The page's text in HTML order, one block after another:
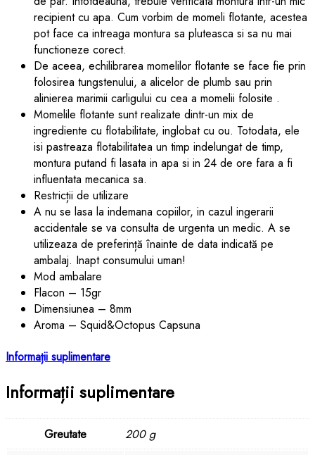
recipient cu apa. Cum vorbim de momeli flotante, acestea
pot face ca intreaga montura sa pluteasca si sa nu mai
functioneze corect.
De aceea, echilibrarea momelilor flotante se face fie prin
folosirea tungstenului, a alicelor de plumb sau prin
alinierea marimii carligului cu cea a momelii folosite .
Momelile flotante sunt realizate dintr-un mix de
ingrediente cu flotabilitate, inglobat cu ou. Totodata, ele
isi pastreaza flotabilitatea un timp indelungat de timp,
montura putand fi lasata in apa si in 24 de ore fara a fi
influentata mecanica sa.
Restricții de utilizare
A nu se lasa la indemana copiilor, in cazul ingerarii
accidentale se va consulta de urgenta un medic. A se
utilizeaza de preferință înainte de data indicată pe
ambalaj. Inapt consumului uman!
Mod ambalare
Flacon – 15gr
Dimensiunea – 8mm
Aroma – Squid&Octopus Capsuna
Informații suplimentare
Informații suplimentare
Greutate
200 g